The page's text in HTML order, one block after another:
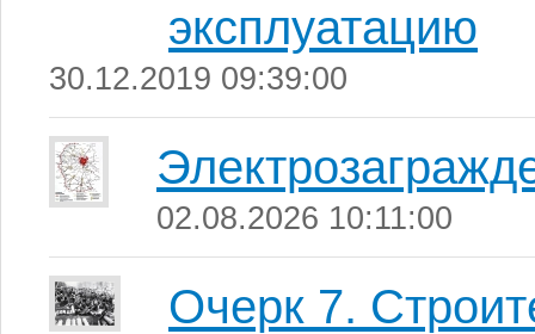
эксплуатацию
30.12.2019 09:39:00
02.08.2026 10:11:00
Очерк 7.